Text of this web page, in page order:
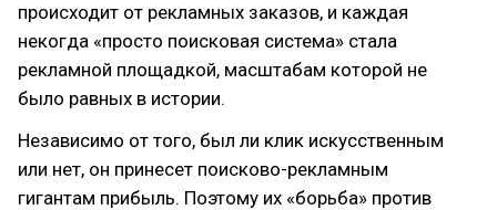
происходит от рекламных заказов, и каждая
некогда «просто поисковая система» стала
рекламной площадкой, масштабам которой не
было равных в истории.
Независимо от того, был ли клик искусственным
или нет, он принесет поисково-рекламным
гигантам прибыль. Поэтому их «борьба» против